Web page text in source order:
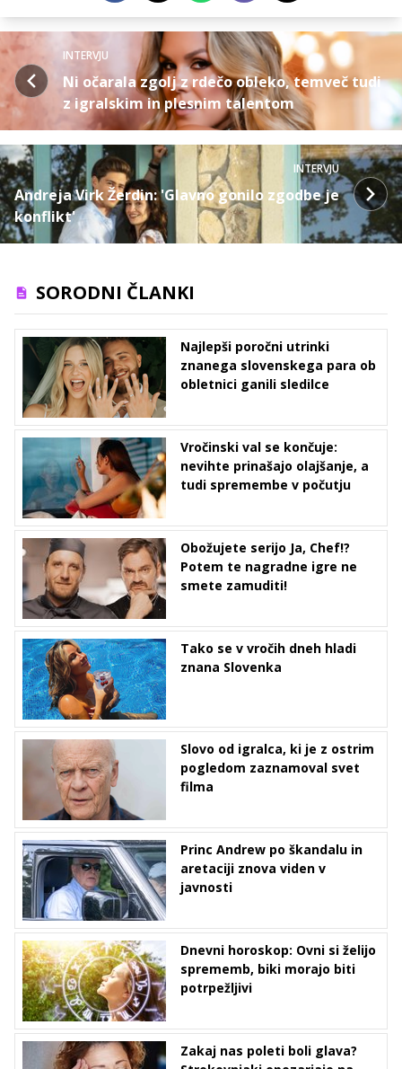
INTERVJU
Ni očarala zgolj z rdečo obleko, temveč tudi
z igralskim in plesnim talentom
INTERVJU
Andreja Virk Žerdin: 'Glavno gonilo zgodbe je
konflikt'
SORODNI ČLANKI
Najlepši poročni utrinki
znanega slovenskega para ob
obletnici ganili sledilce
Vročinski val se končuje:
nevihte prinašajo olajšanje, a
tudi spremembe v počutju
Obožujete serijo Ja, Chef!?
Potem te nagradne igre ne
smete zamuditi!
Tako se v vročih dneh hladi
znana Slovenka
Slovo od igralca, ki je z ostrim
pogledom zaznamoval svet
filma
Princ Andrew po škandalu in
aretaciji znova viden v
javnosti
Dnevni horoskop: Ovni si želijo
sprememb, biki morajo biti
potrpežljivi
Zakaj nas poleti boli glava?